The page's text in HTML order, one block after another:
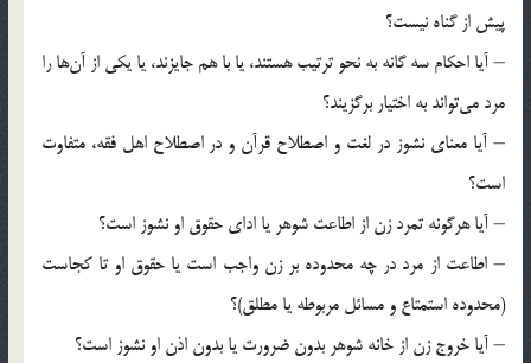
پیش از گناه نیست؟
– آیا احکام سه گانه به نحو ترتیب هستند، یا با هم جایزند، یا یکی از آن‌ها را
مرد می‌تواند به اختیار برگزیند؟
– آیا معنای نشوز در لغت و اصطلاح قرآن و در اصطلاح اهل فقه، متفاوت
است؟
– آیا هرگونه تمرد زن از اطاعت شوهر یا ادای حقوق او نشوز است؟
– اطاعت از مرد در چه محدوده بر زن واجب است یا حقوق او تا کجاست
(محدوده استمتاع و مسائل مربوطه یا مطلق)؟
– آیا خروج زن از خانه شوهر بدون ضرورت یا بدون اذن او نشوز است؟